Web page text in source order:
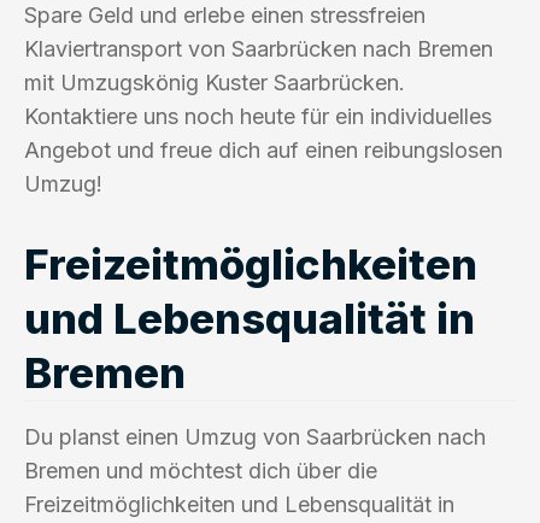
Spare Geld und erlebe einen stressfreien
Klaviertransport von Saarbrücken nach Bremen
mit Umzugskönig Kuster Saarbrücken.
Kontaktiere uns noch heute für ein individuelles
Angebot und freue dich auf einen reibungslosen
Umzug!
Freizeitmöglichkeiten
und Lebensqualität in
Bremen
Du planst einen Umzug von Saarbrücken nach
Bremen und möchtest dich über die
Freizeitmöglichkeiten und Lebensqualität in